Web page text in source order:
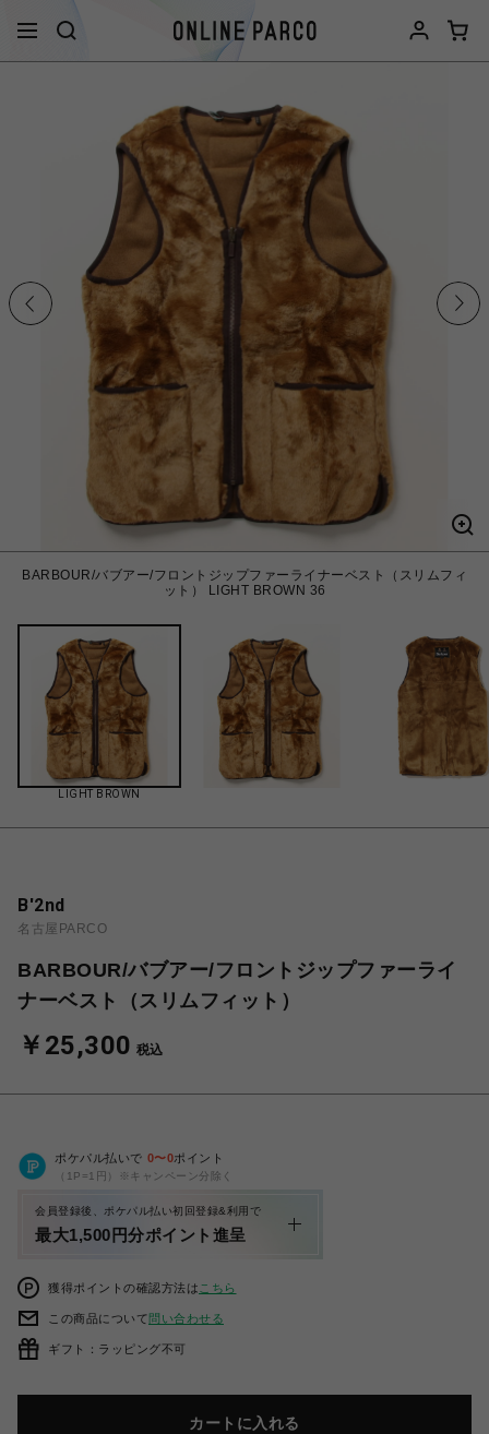
BARBOUR/バブアー/フロントジップファーライナーベスト（スリムフィ
ット） LIGHT BROWN 36
LIGHT BROWN
B'2nd
名古屋PARCO
BARBOUR/バブアー/フロントジップファーライ
ナーベスト（スリムフィット）
￥25,300 税込
ポケパル払いで 0〜0ポイント
（1P=1円）※キャンペーン分除く
会員登録後、ポケパル払い初回登録&利用で
最大1,500円分ポイント進呈
獲得ポイントの確認方法は こちら
この商品について問い合わせる
ギフト：ラッピング不可
カートに入れる